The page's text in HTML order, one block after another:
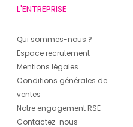
L'ENTREPRISE
Qui sommes-nous ?
Espace recrutement
Mentions légales
Conditions générales de
ventes
Notre engagement RSE
Contactez-nous